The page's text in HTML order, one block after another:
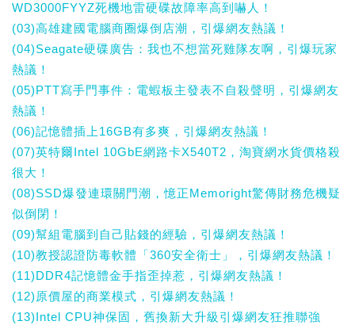
WD3000FYYZ死機地雷硬碟故障率高到嚇人！
(03)高雄建國電腦商圈爆倒店潮，引爆網友熱議！
(04)Seagate硬碟廣告：我也不想當死雞隊友啊，引爆玩家
熱議！
(05)PTT寫手門事件：電蝦板主發表不自殺聲明，引爆網友
熱議！
(06)記憶體插上16GB有多爽，引爆網友熱議！
(07)英特爾Intel 10GbE網路卡X540T2，淘寶網水貨價格殺
很大！
(08)SSD爆發連環關門潮，憶正Memoright驚傳財務危機疑
似倒閉！
(09)幫組電腦到自己貼錢的經驗，引爆網友熱議！
(10)教授認證防毒軟體「360安全衛士」，引爆網友熱議！
(11)DDR4記憶體金手指歪掉惹，引爆網友熱議！
(12)原價屋的商業模式，引爆網友熱議！
(13)Intel CPU神保固，舊換新大升級引爆網友狂推聯強